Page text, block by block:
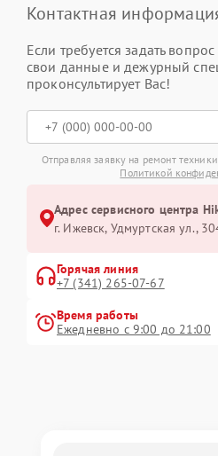
Контактная
Если требуется задать
свои данные и дежурный
проконсультирует Вас!
Отправляя заявку на ремонт
Политикой
Адрес сервисного центра
г. Ижевск, Удмуртская ул.,
Горячая линия
+7 (341) 265-07-67
Время работы
Ежедневно с 9:00 до 21:00